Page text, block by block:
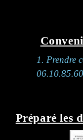
1. Prendre
Préparé les